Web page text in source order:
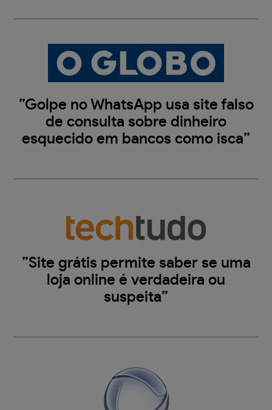
”Golpe no WhatsApp usa site falso
de consulta sobre dinheiro
esquecido em bancos como isca”
”Site grátis permite saber se uma
loja online é verdadeira ou
suspeita”